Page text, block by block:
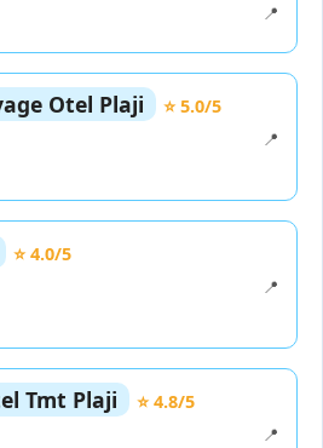
📍
Otel Plaji
⭐ 5.0/5
📍
⭐ 4.0/5
📍
Tmt Plaji
⭐ 4.8/5
📍